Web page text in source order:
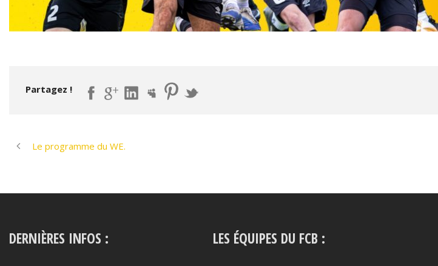
Partagez !
Le programme du WE.
DERNIÈRES INFOS : LES ÉQUIPES DU FCB :